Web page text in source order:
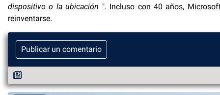
dispositivo o la ubicación ". Incluso con 40 años,
reinventarse.
Publicar un comentario